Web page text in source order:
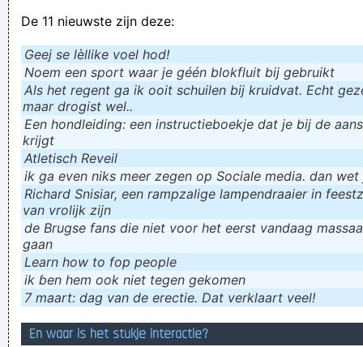
De 11 nieuwste zijn deze:
Geej se lèllike voel hod!
Noem een sport waar je géén blokfluit bij gebruikt
Als het regent ga ik ooit schuilen bij kruidvat. Echt
maar drogist wel..
Een hondleiding: een instructieboekje dat je bij de
krijgt
Atletisch Reveil
ik ga even niks meer zegen op Sociale media. dan
Richard Snisiar, een rampzalige lampendraaier in
van vrolijk zijn
de Brugse fans die niet voor het eerst vandaag
gaan
Learn how to fop people
ik ɓen hem ook niet tegen gekomen
7 maart: dag van de erectie. Dat verklaart veel!
En waar is het stukje interactie?